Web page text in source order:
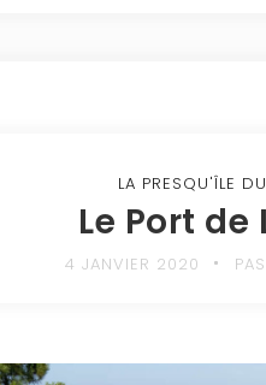
LA PRESQU'ÎLE
Le Port de
4 JANVIER 2020